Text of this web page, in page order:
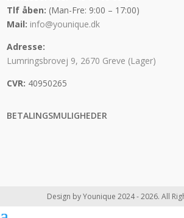
Tlf åben: (Man-Fre: 9:00 – 17:00)
Mail: info@younique.dk
Adresse:
Lumringsbrovej 9, 2670 Greve (Lager)
CVR: 40950265
BETALINGSMULIGHEDER
Design by Younique 2024 - 2026. All